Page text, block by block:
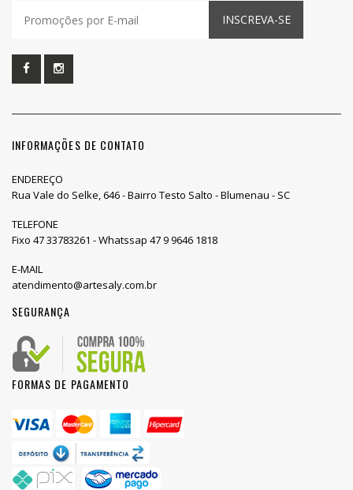
INSCREVA-SE
INFORMAÇÕES DE CONTATO
ENDEREÇO
Rua Vale do Selke, 646 - Bairro Testo Salto - Blumenau - SC
TELEFONE
Fixo 47 33783261 - Whatssap 47 9 9646 1818
E-MAIL
atendimento@artesaly.com.br
SEGURANÇA
FORMAS DE PAGAMENTO